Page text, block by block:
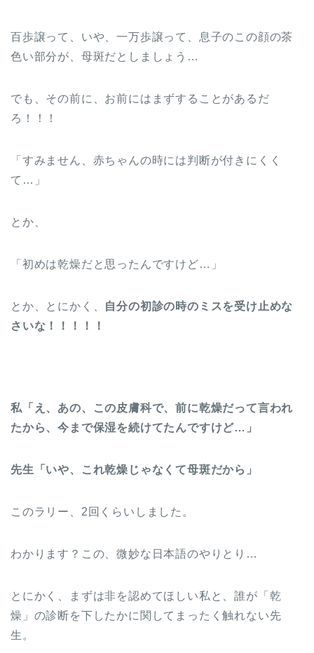
百歩譲って、いや、一万歩譲って、息子のこの顔の茶
色い部分が、母斑だとしましょう…
でも、その前に、お前にはまずすることがあるだ
ろ！！！
「すみません、赤ちゃんの時には判断が付きにくく
て…」
とか、
「初めは乾燥だと思ったんですけど…」
とか、とにかく、 自分の初診の時のミスを受け止めな
さいな！！！！！
私「え、あの、この皮膚科で、前に乾燥だって言われ
たから、今まで保湿を続けてたんですけど…」
先生「いや、これ乾燥じゃなくて母斑だから」
このラリー、2回くらいしました。
わかります？この、微妙な日本語のやりとり…
とにかく、まずは非を認めてほしい私と、誰が「乾
燥」の診断を下したかに関してまったく触れない先
生。